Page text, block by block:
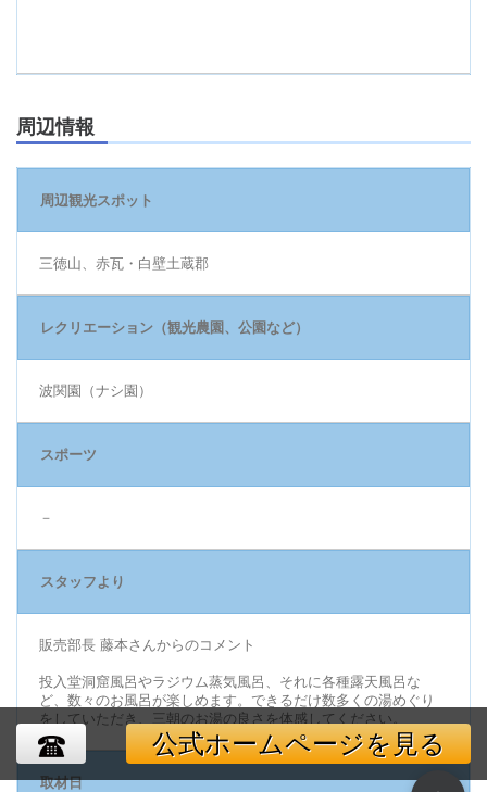
周辺情報
周辺観光スポット
三徳山、赤瓦・白壁土蔵郡
レクリエーション（観光農園、公園など）
波関園（ナシ園）
スポーツ
－
スタッフより
販売部長 藤本さんからのコメント
投入堂洞窟風呂やラジウム蒸気風呂、それに各種露天風呂な
ど、数々のお風呂が楽しめます。できるだけ数多くの湯めぐり
をしていただき、三朝のお湯の良さを体感してください。
取材日
公式ホームページを見る